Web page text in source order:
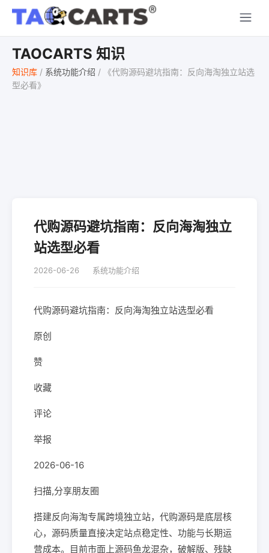
TAOCARTS 知识
知识库 / 系统功能介绍 /
《代购源码避坑指南：反向海淘独立站选
型必看》
代购源码避坑指南：反向海淘独立
站选型必看
2026-06-26 系统功能介绍
代购源码避坑指南：反向海淘独立站选型必看
原创
赞
收藏
评论
举报
2026-06-16
扫描,分享朋友圈
搭建反向海淘专属跨境独立站，代购源码是底层核
心，源码质量直接决定站点稳定性、功能与长期运
营成本。目前市面上源码鱼龙混杂，破解版、残缺